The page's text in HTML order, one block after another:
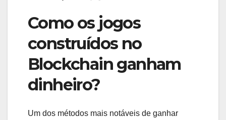
Como os jogos
construídos no
Blockchain ganham
dinheiro?
Um dos métodos mais notáveis de ganhar